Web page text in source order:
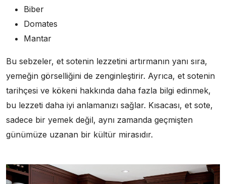
Biber
Domates
Mantar
Bu sebzeler, et sotenin lezzetini artırmanın yanı sıra,
yemeğin görselliğini de zenginleştirir. Ayrıca, et sotenin
tarihçesi ve kökeni hakkında daha fazla bilgi edinmek,
bu lezzeti daha iyi anlamanızı sağlar. Kısacası, et sote,
sadece bir yemek değil, aynı zamanda geçmişten
günümüze uzanan bir kültür mirasıdır.